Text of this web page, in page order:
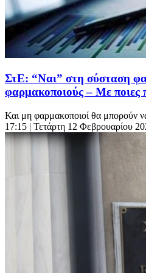
ΣτΕ: “Ναι” στη σύσταση
φαρμακοποιούς – Με ποιες
Και μη φαρμακοποιοί θα μπορούν
17:15 | Τετάρτη 12 Φεβρουαρίου